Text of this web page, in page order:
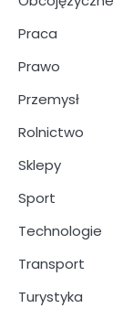
Praca
Prawo
Przemysł
Rolnictwo
Sklepy
Sport
Technologie
Transport
Turystyka